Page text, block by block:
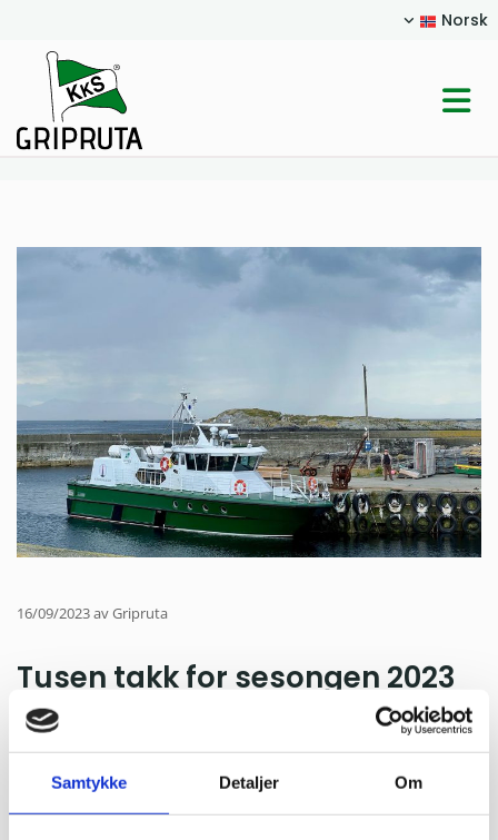
Samtykke Detaljer Om
Norsk
16/09/2023av Gripruta
Tusen takk for sesongen 2023
For en sommer vi har hatt, og for en sesong det har vært!
Opplevelser og inntrykk har stått i kø, og vi er stolte over